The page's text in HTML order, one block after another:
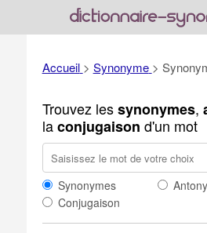
Accueil > Synonyme >
Trouvez lessynonymes,
laconjugaison d'un mot
Synonymes
Conjugaison